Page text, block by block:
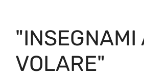
"INSEGNAMI
VOLARE"